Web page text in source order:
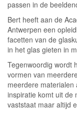
passen in de
Bert heeft aan de
Antwerpen een
facetten van de
in het glas gieten in
Tegenwoordig wordt
vormen van
meerdere
inspiratie komt uit de
vaststaat maar altijd